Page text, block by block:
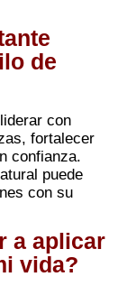
de
con
fortalecer
confianza.
puede
con su
a aplicar
vida?